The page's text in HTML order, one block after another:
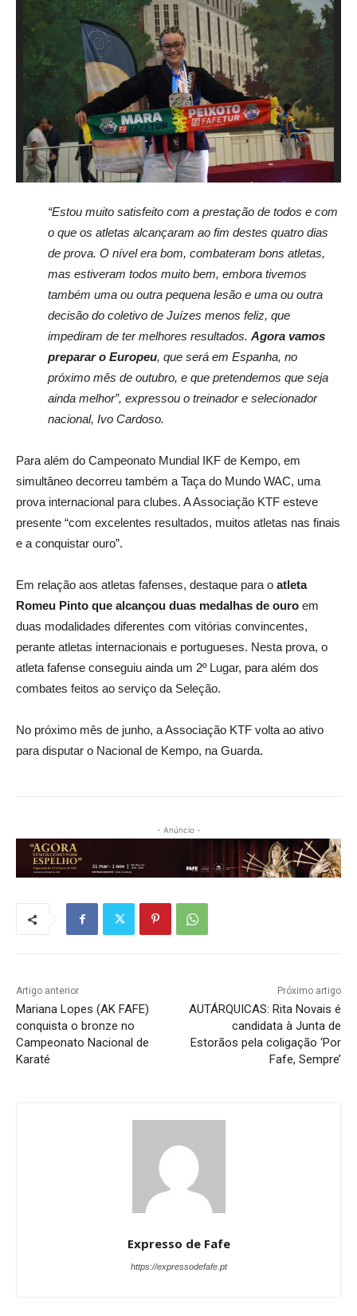
“Estou muito satisfeito com a prestação de todos e com
o que os atletas alcançaram ao fim destes quatro dias
de prova. O nível era bom, combateram bons atletas,
mas estiveram todos muito bem, embora tivemos
também uma ou outra pequena lesão e uma ou outra
decisão do coletivo de Juízes menos feliz, que
impediram de ter melhores resultados. Agora vamos
preparar o Europeu, que será em Espanha, no
próximo mês de outubro, e que pretendemos que seja
ainda melhor”, expressou o treinador e selecionador
nacional, Ivo Cardoso.
Para além do Campeonato Mundial IKF de Kempo, em
simultâneo decorreu também a Taça do Mundo WAC, uma
prova internacional para clubes. A Associação KTF esteve
presente “com excelentes resultados, muitos atletas nas finais
e a conquistar ouro”.
Em relação aos atletas fafenses, destaque para o atleta
Romeu Pinto que alcançou duas medalhas de ouro em
duas modalidades diferentes com vitórias convincentes,
perante atletas internacionais e portugueses. Nesta prova, o
atleta fafense conseguiu ainda um 2º Lugar, para além dos
combates feitos ao serviço da Seleção.
No próximo mês de junho, a Associação KTF volta ao ativo
para disputar o Nacional de Kempo, na Guarda.
- Anúncio -
Artigo anterior
Mariana Lopes (AK FAFE)
conquista o bronze no
Campeonato Nacional de
Karaté
Próximo artigo
AUTÁRQUICAS: Rita Novais é
candidata à Junta de
Estorãos pela coligação ‘Por
Fafe, Sempre’
Expresso de Fafe
https://expressodefafe.pt